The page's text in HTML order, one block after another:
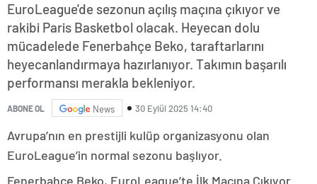
EuroLeague'de sezonun açılış maçına çıkıyor ve
rakibi Paris Basketbol olacak. Heyecan dolu
mücadelede Fenerbahçe Beko, taraftarlarını
heyecanlandırmaya hazırlanıyor. Takımın başarılı
performansı merakla bekleniyor.
ABONE OL News 30 Eylül 2025 14:40
Avrupa’nın en prestijli kulüp organizasyonu olan
EuroLeague’in normal sezonu başlıyor.
Fenerbahçe Beko, EuroLeague’te İlk Maçına Çıkıyor